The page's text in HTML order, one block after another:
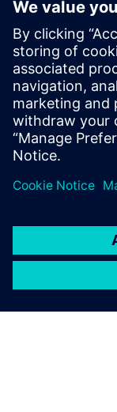
Analyser
Fang opp PNIO-
før problemer
Analyzer.